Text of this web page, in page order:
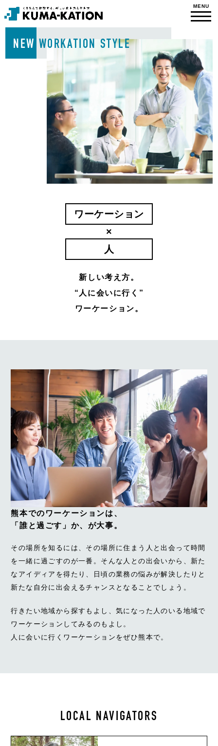
NEW WORKATION STYLE
ワーケーション
×
人
新しい考え方。
“人に会いに行く”
ワーケーション。
熊本でのワーケーションは、
「誰と過ごす」か、が大事。
その場所を知るには、その場所に住まう人と出会って時間
を一緒に過ごすのが一番。そんな人との出会いから、新た
なアイディアを得たり、日頃の業務の悩みが解決したりと
新たな自分に出会えるチャンスとなることでしょう。
行きたい地域から探すもよし、気になった人のいる地域で
ワーケーションしてみるのもよし。
人に会いに行くワーケーションをぜひ熊本で。
LOCAL NAVIGATORS